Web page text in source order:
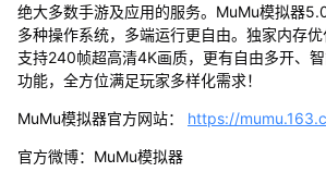
绝大多数手游及应用的服务。MuMu模拟器
多种操作系统，多端运行更自由。独家内存优
支持240帧超高清4K画质，更有自由多开、
功能，全方位满足玩家多样化需求！
MuMu模拟器官方网站： https://
官方微博：MuMu模拟器